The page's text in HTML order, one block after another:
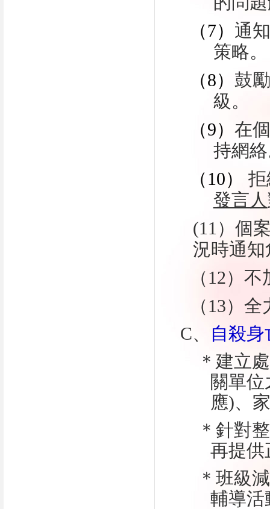
（7） 通
策略。
（8） 鼓
級。
（9） 在
持網
（10）
發言人
(11）個
況時通
（12）不
（13）全
C、
自殺身
＊建立
關單
應)、
＊針對
再提供
＊班級
輔導活